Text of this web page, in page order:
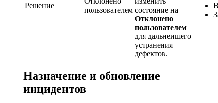
Решение
пользователем состояние на
Отклонено
пользователем
для дальнейшего
устранения
дефектов.
Назначение и обновление
инцидентов